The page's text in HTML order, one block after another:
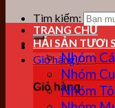
Tìm kiếm:
Giỏ hàng /0₫
Giỏ hàng
TRANG CHỦ
HẢI SẢN TƯƠI
Nhóm
Nhóm
Nhóm